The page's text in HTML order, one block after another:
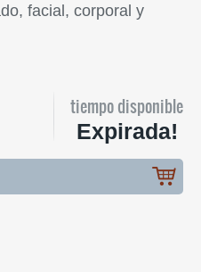
facial, corporal y
tiempo disponible
Expirada!